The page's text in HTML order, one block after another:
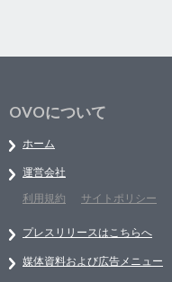
OVOについて
ホーム
運営会社
利用規約
サイトポリシー
プレスリリースはこちらへ
媒体資料および広告メニュー